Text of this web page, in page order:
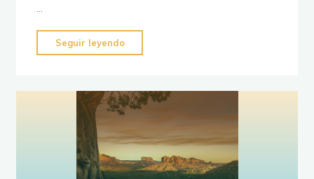
…
Seguir leyendo
Consejos
para
corregir
nuestros
hijos"